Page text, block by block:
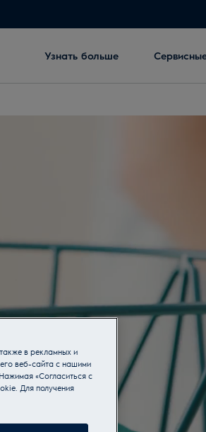
Узнать больше
в рекламных и
веб-сайта с нашими
«Согласиться с
Для получения